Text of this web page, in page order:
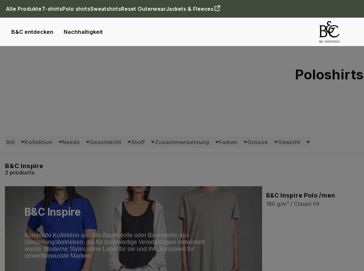
Alle ProdukteT-shirtsPolo shirtsSweatshirtsReset OuterwearJackets & Fleeces
B&C entdecken Nachhaltigkeit
Poloshirts
Stil Kollektion Needs Geschlecht Stoff Zusammensetzung Farben Grösse Gewicht
B&C Inspire
2 products
B&C Inspire
Komplette Kollektion aus Bio-Baumwolle oder Baumwolle aus
Umstellungsbetrieben, die für hochwertige Veredelungen entwickelt
wurde. Moderne Styles ohne Label für sie und ihn, konzipiert für
umweltbewusste Marken.
B&C Inspire Polo /men
180 g/m² / Classic Fit